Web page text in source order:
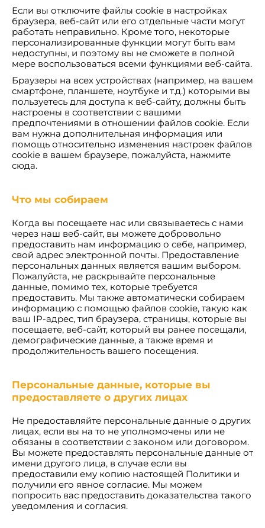
Если вы отключите файлы cookie в настройках
браузера, веб-сайт или его отдельные части могут
работать неправильно. Кроме того, некоторые
персонализированные функции могут быть вам
недоступны, и поэтому вы не сможете в полной
мере воспользоваться всеми функциями веб-сайта.
Браузеры на всех устройствах (например, на вашем
смартфоне, планшете, ноутбуке и т.д.) которыми вы
пользуетесь для доступа к веб-сайту, должны быть
настроены в соответствии с вашими
предпочтениями в отношении файлов cookie. Если
вам нужна дополнительная информация или
помощь относительно изменения настроек файлов
cookie в вашем браузере, пожалуйста, нажмите
сюда.
Что мы собираем
Когда вы посещаете нас или связываетесь с нами
через наш веб-сайт, вы можете добровольно
предоставить нам информацию о себе, например,
свой адрес электронной почты. Предоставление
персональных данных является вашим выбором.
Пожалуйста, не раскрывайте персональные
данные, помимо тех, которые требуется
предоставить. Мы также автоматически собираем
информацию с помощью файлов cookie, такую как
ваш IP-адрес, тип браузера, страницы, которые вы
посещаете, веб-сайт, который вы ранее посещали,
демографические данные, а также время и
продолжительность вашего посещения.
Персональные данные, которые вы
предоставляете о других лицах
Не предоставляйте персональные данные о других
лицах, если вы на то не уполномочены или не
обязаны в соответствии с законом или договором.
Вы можете предоставлять персональные данные от
имени другого лица, в случае если вы
предоставили ему копию настоящей Политики и
получили его явное согласие. Мы можем
попросить вас предоставить доказательства такого
уведомления и согласия.